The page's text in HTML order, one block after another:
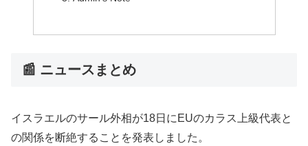
📰 ニュースまとめ
イスラエルのサール外相が18日にEUのカラス上級代表と
の関係を断絶することを発表しました。